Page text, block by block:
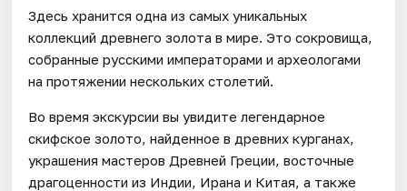
Здесь хранится одна из самых уникальных
коллекций древнего золота в мире. Это сокровища,
собранные русскими императорами и археологами
на протяжении нескольких столетий.
Во время экскурсии вы увидите легендарное
скифское золото, найденное в древних курганах,
украшения мастеров Древней Греции, восточные
драгоценности из Индии, Ирана и Китая, а также